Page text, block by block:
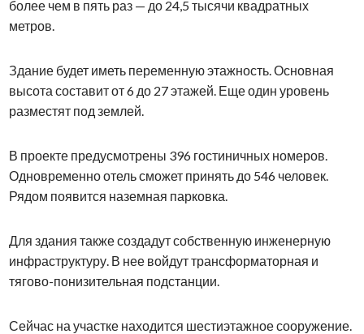
более чем в пять раз — до 24,5 тысячи квадратных
метров.
Здание будет иметь переменную этажность. Основная
высота составит от 6 до 27 этажей. Еще один уровень
разместят под землей.
В проекте предусмотрены 396 гостиничных номеров.
Одновременно отель сможет принять до 546 человек.
Рядом появится наземная парковка.
Для здания также создадут собственную инженерную
инфраструктуру. В нее войдут трансформаторная и
тягово-понизительная подстанции.
Сейчас на участке находится шестиэтажное сооружение.